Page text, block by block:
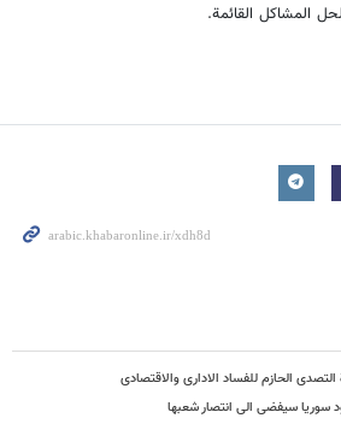
المشاکل القائمة.
التصدی الحازم للفساد الاداری والاقتصادی
سوریا سیفضی الی انتصار شعبها